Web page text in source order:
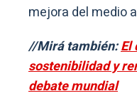
mejora del medio
//Mirá también:El
sostenibilidad y
debate mundial